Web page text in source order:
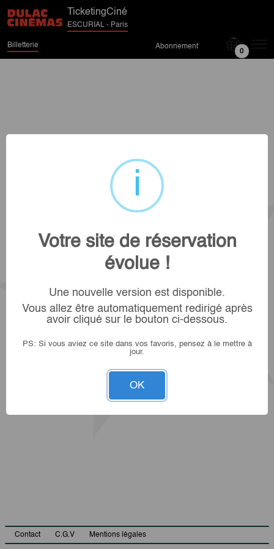
TicketingCiné
ESCURIAL - Paris
Billetterie Abonnement
0
Contact C.G.V Mentions légales
Votre site de réservation
évolue !
Une nouvelle version est disponible.
Vous allez être automatiquement redirigé après
avoir cliqué sur le bouton ci-dessous.
PS: Si vous aviez ce site dans vos favoris, pensez à le mettre à
jour.
OK